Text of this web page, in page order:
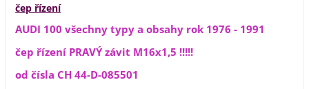
čep řízení
AUDI 100 všechny typy a obsahy rok 1976 - 1991
čep řízení PRAVÝ závit M16x1,5 !!!!!
od čísla CH 44-D-085501